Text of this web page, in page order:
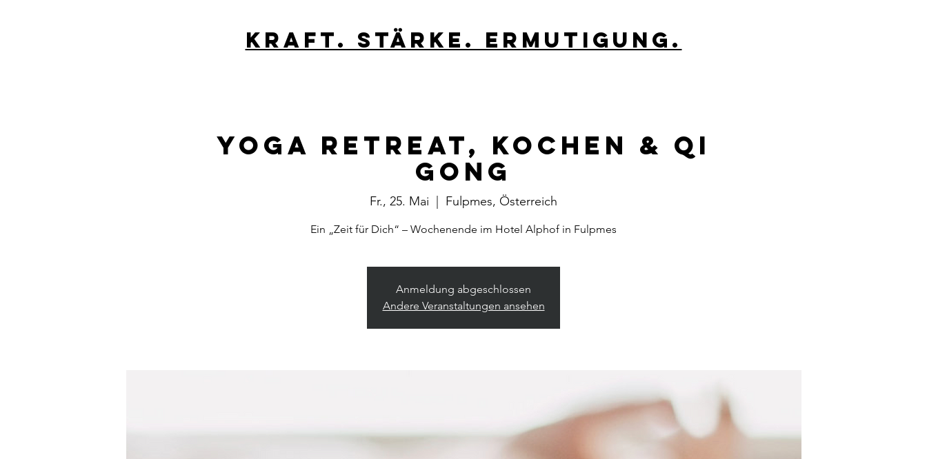
kraft. stärke. Ermutigung.
Yoga Retreat, Kochen & Qi
Gong
Fr., 25. Mai Fulpmes, Österreich
Ein „Zeit für Dich“ – Wochenende im Hotel Alphof in Fulpmes
Anmeldung abgeschlossen
Andere Veranstaltungen ansehen